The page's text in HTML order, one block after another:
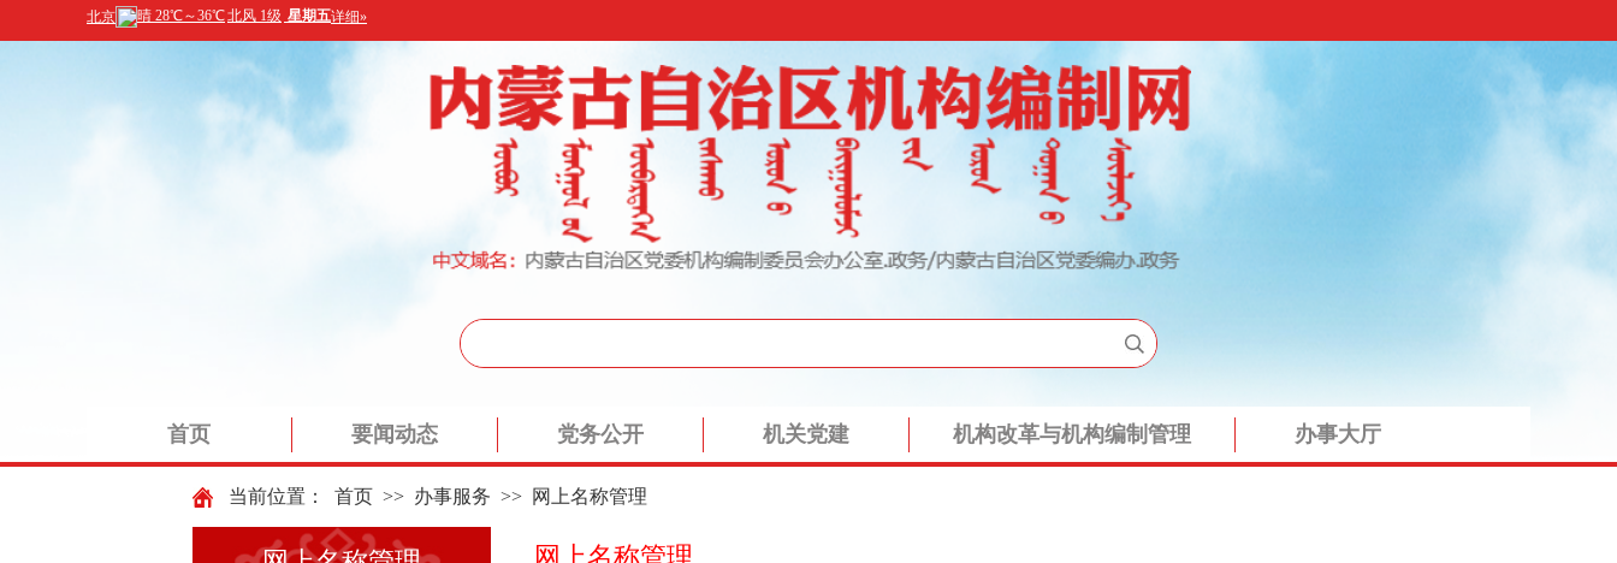
首页 要闻动态 党务公开 机关党建 机构改革与机构编制管理 办事大厅
当前位置： 首页 >> 办事服务 >> 网上名称管理
网上名称管理